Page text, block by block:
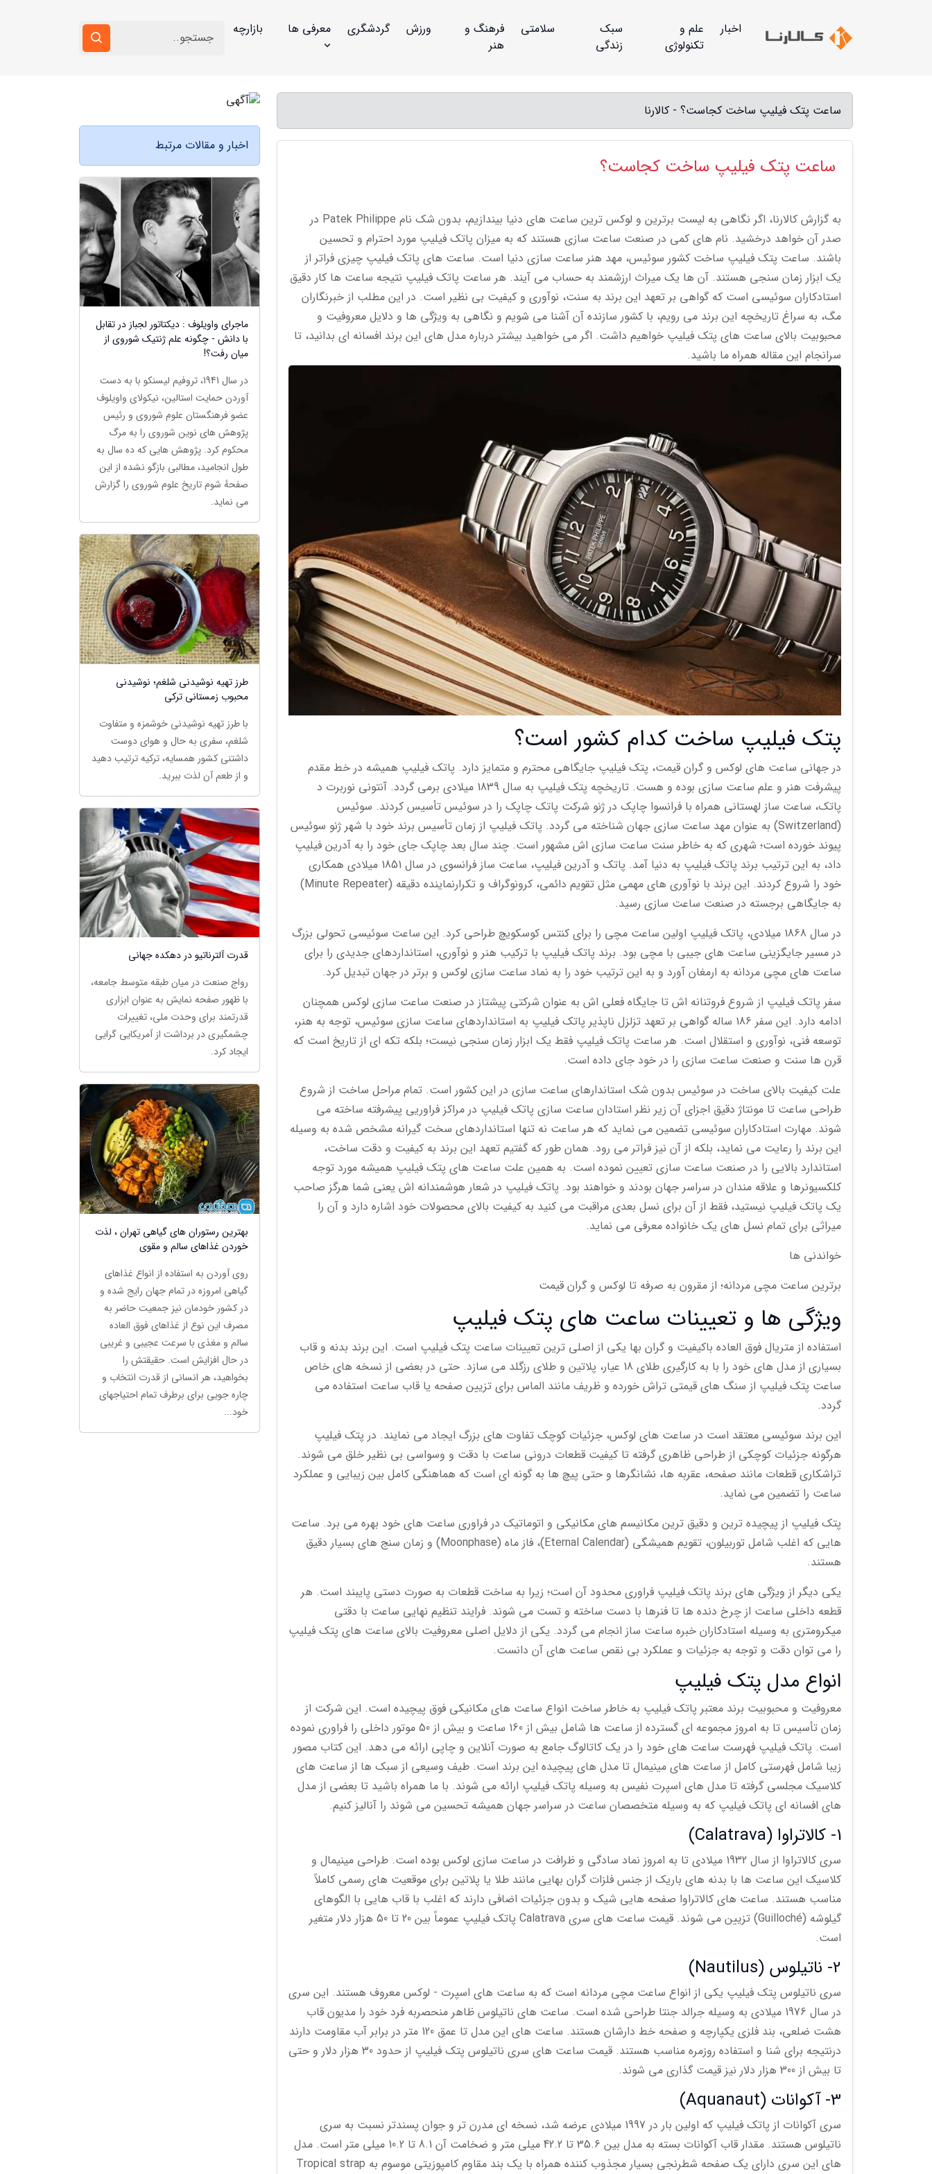
اخبار
علم و
تکنولوژی
سبک
زندگی
سلامتی
فرهنگ و
هنر
ورزش گردشگری معرفی ها بازارچه
ساعت پتک فیلیپ ساخت کجاست؟ - کالارنا
ساعت پتک فیلیپ ساخت کجاست؟
به گزارش کالارنا، اگر نگاهی به لیست برترین و لوکس ترین ساعت های دنیا بیندازیم، بدون شک نام Patek Philippe در
صدر آن خواهد درخشید. نام های کمی در صنعت ساعت سازی هستند که به میزان پاتک فیلیپ مورد احترام و تحسین
باشند. ساعت پتک فیلیپ ساخت کشور سوئیس، مهد هنر ساعت سازی دنیا است. ساعت های پاتک فیلیپ چیزی فراتر از
یک ابزار زمان سنجی هستند. آن ها یک میراث ارزشمند به حساب می آیند. هر ساعت پاتک فیلیپ نتیجه ساعت ها کار دقیق
استادکاران سوئیسی است که گواهی بر تعهد این برند به سنت، نوآوری و کیفیت بی نظیر است. در این مطلب از خبرنگاران
مگ، به سراغ تاریخچه این برند می رویم، با کشور سازنده آن آشنا می شویم و نگاهی به ویژگی ها و دلایل معروفیت و
محبوبیت بالای ساعت های پتک فیلیپ خواهیم داشت. اگر می خواهید بیشتر درباره مدل های این برند افسانه ای بدانید، تا
سرانجام این مقاله همراه ما باشید.
پتک فیلیپ ساخت کدام کشور است؟
در جهانی ساعت های لوکس و گران قیمت، پتک فیلیپ جایگاهی محترم و متمایز دارد. پاتک فیلیپ همیشه در خط مقدم
پیشرفت هنر و علم ساعت سازی بوده و هست. تاریخچه پتک فیلیپ به سال 1839 میلادی برمی گردد. آنتونی نوربرت د
پاتک، ساعت ساز لهستانی همراه با فرانسوا چاپک در ژنو شرکت پاتک چاپک را در سوئیس تأسیس کردند. سوئیس
(Switzerland) به عنوان مهد ساعت سازی جهان شناخته می گردد. پاتک فیلیپ از زمان تأسیس برند خود با شهر ژنو سوئیس
پیوند خورده است؛ شهری که به خاطر سنت ساعت سازی اش مشهور است. چند سال بعد چاپک جای خود را به آدرین فیلیپ
داد، به این ترتیب برند پاتک فیلیپ به دنیا آمد. پاتک و آدرین فیلیپ، ساعت ساز فرانسوی در سال 1851 میلادی همکاری
خود را شروع کردند. این برند با نوآوری های مهمی مثل تقویم دائمی، کرونوگراف و تکرارنماینده دقیقه (Minute Repeater)
به جایگاهی برجسته در صنعت ساعت سازی رسید.
در سال 1868 میلادی، پاتک فیلیپ اولین ساعت مچی را برای کنتس کوسکویچ طراحی کرد. این ساعت سوئیسی تحولی بزرگ
در مسیر جایگزینی ساعت های جیبی با مچی بود. برند پاتک فیلیپ با ترکیب هنر و نوآوری، استانداردهای جدیدی را برای
ساعت های مچی مردانه به ارمغان آورد و به این ترتیب خود را به نماد ساعت سازی لوکس و برتر در جهان تبدیل کرد.
سفر پاتک فیلیپ از شروع فروتنانه اش تا جایگاه فعلی اش به عنوان شرکتی پیشتاز در صنعت ساعت سازی لوکس همچنان
ادامه دارد. این سفر 186 ساله گواهی بر تعهد تزلزل ناپذیر پاتک فیلیپ به استانداردهای ساعت سازی سوئیس، توجه به هنر،
توسعه فنی، نوآوری و استقلال است. هر ساعت پاتک فیلیپ فقط یک ابزار زمان سنجی نیست؛ بلکه تکه ای از تاریخ است که
قرن ها سنت و صنعت ساعت سازی را در خود جای داده است.
علت کیفیت بالای ساخت در سوئیس بدون شک استاندارهای ساعت سازی در این کشور است. تمام مراحل ساخت از شروع
طراحی ساعت تا مونتاژ دقیق اجزای آن زیر نظر استادان ساعت سازی پاتک فیلیپ در مراکز فراوریی پیشرفته ساخته می
شوند. مهارت استادکاران سوئیسی تضمین می نماید که هر ساعت نه تنها استانداردهای سخت گیرانه مشخص شده به وسیله
این برند را رعایت می نماید، بلکه از آن نیز فراتر می رود. همان طور که گفتیم تعهد این برند به کیفیت و دقت ساخت،
استاندارد بالایی را در صنعت ساعت سازی تعیین نموده است. به همین علت ساعت های پتک فیلیپ همیشه مورد توجه
کلکسیونرها و علاقه مندان در سراسر جهان بودند و خواهند بود. پاتک فیلیپ در شعار هوشمندانه اش یعنی شما هرگز صاحب
یک پاتک فیلیپ نیستید، فقط از آن برای نسل بعدی مراقبت می کنید به کیفیت بالای محصولات خود اشاره دارد و آن را
میراثی برای تمام نسل های یک خانواده معرفی می نماید.
خواندنی ها
برترین ساعت مچی مردانه؛ از مقرون به صرفه تا لوکس و گران قیمت
ویژگی ها و تعیینات ساعت های پتک فیلیپ
استفاده از متریال فوق العاده باکیفیت و گران بها یکی از اصلی ترین تعیینات ساعت پتک فیلیپ است. این برند بدنه و قاب
بسیاری از مدل های خود را با به کارگیری طلای 18 عیار، پلاتین و طلای رزگلد می سازد. حتی در بعضی از نسخه های خاص
ساعت پتک فیلیپ از سنگ های قیمتی تراش خورده و ظریف مانند الماس برای تزیین صفحه یا قاب ساعت استفاده می
گردد.
این برند سوئیسی معتقد است در ساعت های لوکس، جزئیات کوچک تفاوت های بزرگ ایجاد می نمایند. در پتک فیلیپ
هرگونه جزئیات کوچکی از طراحی ظاهری گرفته تا کیفیت قطعات درونی ساعت با دقت و وسواسی بی نظیر خلق می شوند.
تراشکاری قطعات مانند صفحه، عقربه ها، نشانگرها و حتی پیچ ها به گونه ای است که هماهنگی کامل بین زیبایی و عملکرد
ساعت را تضمین می نماید.
پتک فیلیپ از پیچیده ترین و دقیق ترین مکانیسم های مکانیکی و اتوماتیک در فراوری ساعت های خود بهره می برد. ساعت
هایی که اغلب شامل توربیلون، تقویم همیشگی (Eternal Calendar)، فاز ماه (Moonphase) و زمان سنج های بسیار دقیق
هستند.
یکی دیگر از ویژگی های برند پاتک فیلیپ فراوری محدود آن است؛ زیرا به ساخت قطعات به صورت دستی پایبند است. هر
قطعه داخلی ساعت از چرخ دنده ها تا فنرها با دست ساخته و تست می شوند. فرایند تنظیم نهایی ساعت با دقتی
میکرومتری به وسیله استادکاران خبره ساعت ساز انجام می گردد. یکی از دلایل اصلی معروفیت بالای ساعت های پتک فیلیپ
را می توان دقت و توجه به جزئیات و عملکرد بی نقص ساعت های آن دانست.
انواع مدل پتک فیلیپ
معروفیت و محبوبیت برند معتبر پاتک فیلیپ به خاطر ساخت انواع ساعت های مکانیکی فوق پیچیده است. این شرکت از
زمان تأسیس تا به امروز مجموعه ای گسترده از ساعت ها شامل بیش از 160 ساعت و بیش از 50 موتور داخلی را فراوری نموده
است. پاتک فیلیپ فهرست ساعت های خود را در یک کاتالوگ جامع به صورت آنلاین و چاپی ارائه می دهد. این کتاب مصور
زیبا شامل فهرستی کامل از ساعت های مینیمال تا مدل های پیچیده این برند است. طیف وسیعی از سبک ها از ساعت های
کلاسیک مجلسی گرفته تا مدل های اسپرت نفیس به وسیله پاتک فیلیپ ارائه می شوند. با ما همراه باشید تا بعضی از مدل
های افسانه ای پاتک فیلیپ که به وسیله متخصصان ساعت در سراسر جهان همیشه تحسین می شوند را آنالیز کنیم.
1- کالاتراوا (Calatrava)
سری کالاتراوا از سال 1932 میلادی تا به امروز نماد سادگی و ظرافت در ساعت سازی لوکس بوده است. طراحی مینیمال و
کلاسیک این ساعت ها با بدنه های باریک از جنس فلزات گران بهایی مانند طلا یا پلاتین برای موقعیت های رسمی کاملاً
مناسب هستند. ساعت های کالاتراوا صفحه هایی شیک و بدون جزئیات اضافی دارند که اغلب با قاب هایی با الگوهای
گیلوشه (Guilloché) تزیین می شوند. قیمت ساعت های سری Calatrava پاتک فیلیپ عموماً بین 20 تا 50 هزار دلار متغیر
است.
2- ناتیلوس (Nautilus)
سری ناتیلوس پتک فیلیپ یکی از انواع ساعت مچی مردانه است که به ساعت های اسپرت - لوکس معروف هستند. این سری
در سال 1976 میلادی به وسیله جرالد جنتا طراحی شده است. ساعت های ناتیلوس ظاهر منحصربه فرد خود را مدیون قاب
هشت ضلعی، بند فلزی یکپارچه و صفحه خط دارشان هستند. ساعت های این مدل تا عمق 120 متر در برابر آب مقاومت دارند
درنتیجه برای شنا و استفاده روزمره مناسب هستند. قیمت ساعت های سری ناتیلوس پتک فیلیپ از حدود 30 هزار دلار و حتی
تا بیش از 300 هزار دلار نیز قیمت گذاری می شوند.
3- آکوانات (Aquanaut)
سری آکوانات از پاتک فیلیپ که اولین بار در 1997 میلادی عرضه شد، نسخه ای مدرن تر و جوان پسندتر نسبت به سری
ناتیلوس هستند. مقدار قاب آکوانات بسته به مدل بین 35.6 تا 42.2 میلی متر و ضخامت آن 8.1 تا 10.2 میلی متر است. مدل
های این سری دارای یک صفحه شطرنجی بسیار مجذوب کننده همراه با یک بند مقاوم کامپوزیتی موسوم به Tropical strap
اخبار و مقالات مرتبط
ماجرای واویلوف : دیکتاتور لجباز در تقابل
با دانش - چگونه علم ژنتیک شوروی از
میان رفت؟!
در سال 1941، تروفیم لیسنکو با به دست
آوردن حمایت استالین، نیکولای واویلوف
عضو فرهنگستان علوم شوروی و رئیس
پژوهش های نوین شوروی را به مرگ
محکوم کرد. پژوهش هایی که ده سال به
طول انجامید، مطالبی بازگو نشده از این
صفحهٔ شوم تاریخ علوم شوروی را گزارش
می نماید.
طرز تهیه نوشیدنی شلغم؛ نوشیدنی
محبوب زمستانی ترکی
با طرز تهیه نوشیدنی خوشمزه و متفاوت
شلغم، سفری به حال و هوای دوست
داشتنی کشور همسایه، ترکیه ترتیب دهید
و از طعم آن لذت ببرید.
قدرت آلترناتیو در دهکده جهانی
رواج صنعت در میان طبقه متوسط جامعه،
با ظهور صفحه نمایش به عنوان ابزاری
قدرتمند برای وحدت ملی، تغییرات
چشمگیری در برداشت از آمریکایی گرایی
ایجاد کرد.
بهترین رستوران های گیاهی تهران ، لذت
خوردن غذاهای سالم و مقوی
روی آوردن به استفاده از انواع غذاهای
گیاهی امروزه در تمام جهان رایج شده و
در کشور خودمان نیز جمعیت حاضر به
مصرف این نوع از غذاهای فوق العاده
سالم و مغذی با سرعت عجیبی و غریبی
در حال افزایش است. حقیقتش را
بخواهید، هر انسانی از قدرت انتخاب و
چاره جویی برای برطرف تمام احتیاجهای
خود...